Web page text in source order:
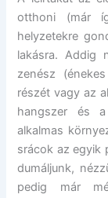
otthoni (már
helyzetekre
lakásra. Addig
zenész
részét vagy az
hangszer és a
alkalmas
srácok az egyik
dumáljunk,
pedig már